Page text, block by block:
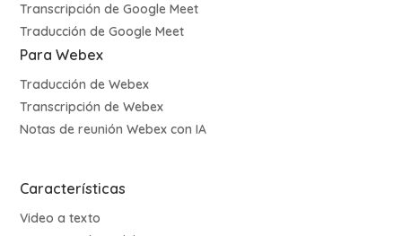
Transcripción de Google Meet
Traducción de Google Meet
Para Webex
Traducción de Webex
Transcripción de Webex
Notas de reunión Webex con IA
Características
Video a texto